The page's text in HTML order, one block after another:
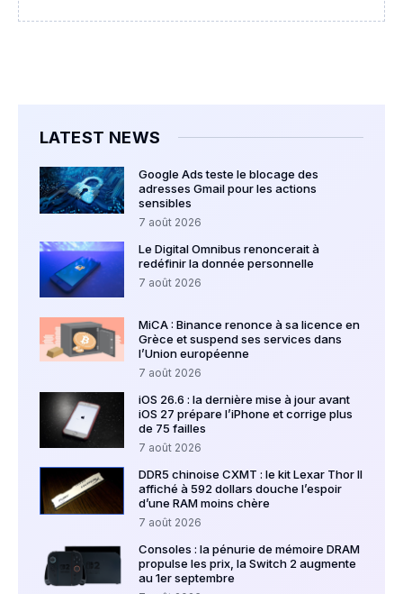
LATEST NEWS
Google Ads teste le blocage des
adresses Gmail pour les actions
sensibles
7 août 2026
Le Digital Omnibus renoncerait à
redéfinir la donnée personnelle
7 août 2026
MiCA : Binance renonce à sa licence en
Grèce et suspend ses services dans
l’Union européenne
7 août 2026
iOS 26.6 : la dernière mise à jour avant
iOS 27 prépare l’iPhone et corrige plus
de 75 failles
7 août 2026
DDR5 chinoise CXMT : le kit Lexar Thor II
affiché à 592 dollars douche l’espoir
d’une RAM moins chère
7 août 2026
Consoles : la pénurie de mémoire DRAM
propulse les prix, la Switch 2 augmente
au 1er septembre